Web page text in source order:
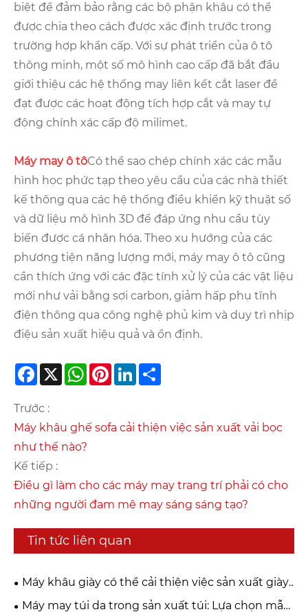
biệt để đảm bảo rằng các bộ phận khâu có thể
được chia theo cách được xác định trước trong
trường hợp khẩn cấp. Với sự phát triển của ô tô
thông minh, một số mô hình cao cấp đã bắt đầu
giới thiệu các hệ thống may liên kết cắt laser để
đạt được các hoạt động tích hợp cắt và may tự
động chính xác cấp độ milimet.
Máy may ô tôCó thể sao chép chính xác các mẫu
hình học phức tạp theo yêu cầu của các nhà thiết
kế thông qua các hệ thống điều khiển kỹ thuật số
và dữ liệu mô hình 3D để đáp ứng nhu cầu tùy
biến được cá nhân hóa. Theo xu hướng của các
phương tiện năng lượng mới, máy may ô tô cũng
cần thích ứng với các đặc tính xử lý của các vật liệu
mới như vải bằng sợi carbon, giảm hấp phụ tĩnh
điện thông qua công nghệ phủ kim và duy trì nhịp
điệu sản xuất hiệu quả và ổn định.
Facebook
X WhatsApp
PinterestLinkedIn
Trước :
Máy khâu ghế sofa cải thiện việc sản xuất vải bọc
như thế nào?
Kế tiếp :
Điều gì làm cho các máy may trang trí phải có cho
những người đam mê may sáng sáng tạo?
Tin tức liên quan
Máy khâu giày có thể cải thiện việc sản xuất giày
dép hiện đại như thế nào?
Máy may túi da trong sản xuất túi: Lựa chọn mẫu,